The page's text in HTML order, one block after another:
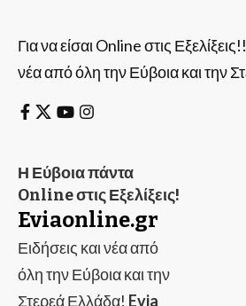
Για να είσαι Online στις
νέα από όλη την Εύβοια και την
Η Εύβοια πάντα
Online στις Εξελίξεις!
Eviaonline.gr
Ειδήσεις και νέα από
όλη την Εύβοια και την
Στερεά Ελλάδα! Evia